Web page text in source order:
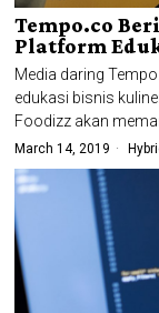
Tempo.co
Platform
Media daring
edukasi bisnis
Foodizz akan
March 14, 2019